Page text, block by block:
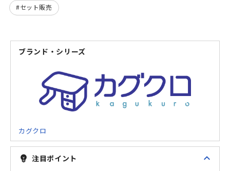
セット販売
ブランド・シリーズ
カグクロ
emoji_objects 注目ポイント expand_less